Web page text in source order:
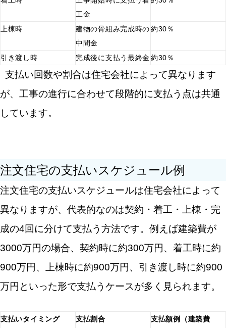
工金
上棟時
建物の骨組み完成時の
中間金
約30％
引き渡し時 完成後に支払う最終金 約30％
支払い回数や割合は住宅会社によって異なります
が、工事の進行に合わせて段階的に支払う点は共通
しています。
注文住宅の支払いスケジュール例
注文住宅の支払いスケジュールは住宅会社によって
異なりますが、代表的なのは契約・着工・上棟・完
成の4回に分けて支払う方法です。例えば建築費が
3000万円の場合、契約時に約300万円、着工時に約
900万円、上棟時に約900万円、引き渡し時に約900
万円といった形で支払うケースが多く見られます。
支払いタイミング 支払割合
支払額例（建築費